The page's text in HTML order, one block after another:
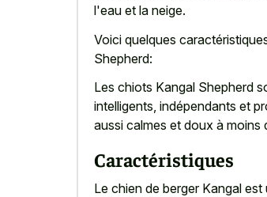
l'eau et la neige.
Voici quelques
Shepherd:
Les chiots Kangal Shepherd
intelligents, indépendants et
aussi calmes et doux à moins
Caractéristiques
Le chien de berger Kangal est